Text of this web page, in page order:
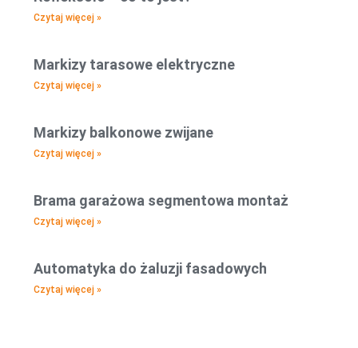
Czytaj więcej »
Markizy tarasowe elektryczne
Czytaj więcej »
Markizy balkonowe zwijane
Czytaj więcej »
Brama garażowa segmentowa montaż
Czytaj więcej »
Automatyka do żaluzji fasadowych
Czytaj więcej »